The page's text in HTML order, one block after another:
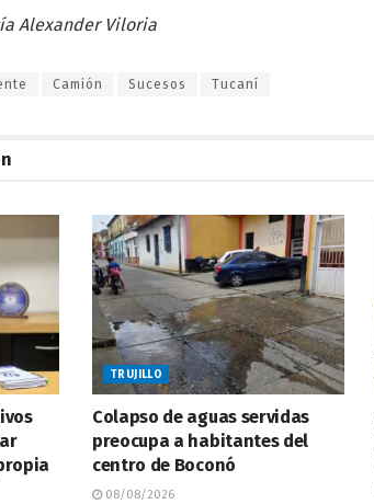
Alexander Viloria
Camión Sucesos Tucaní
TRUJILLO
Colapso de aguas servidas
preocupa a habitantes del
centro de Boconó
08/08/2026